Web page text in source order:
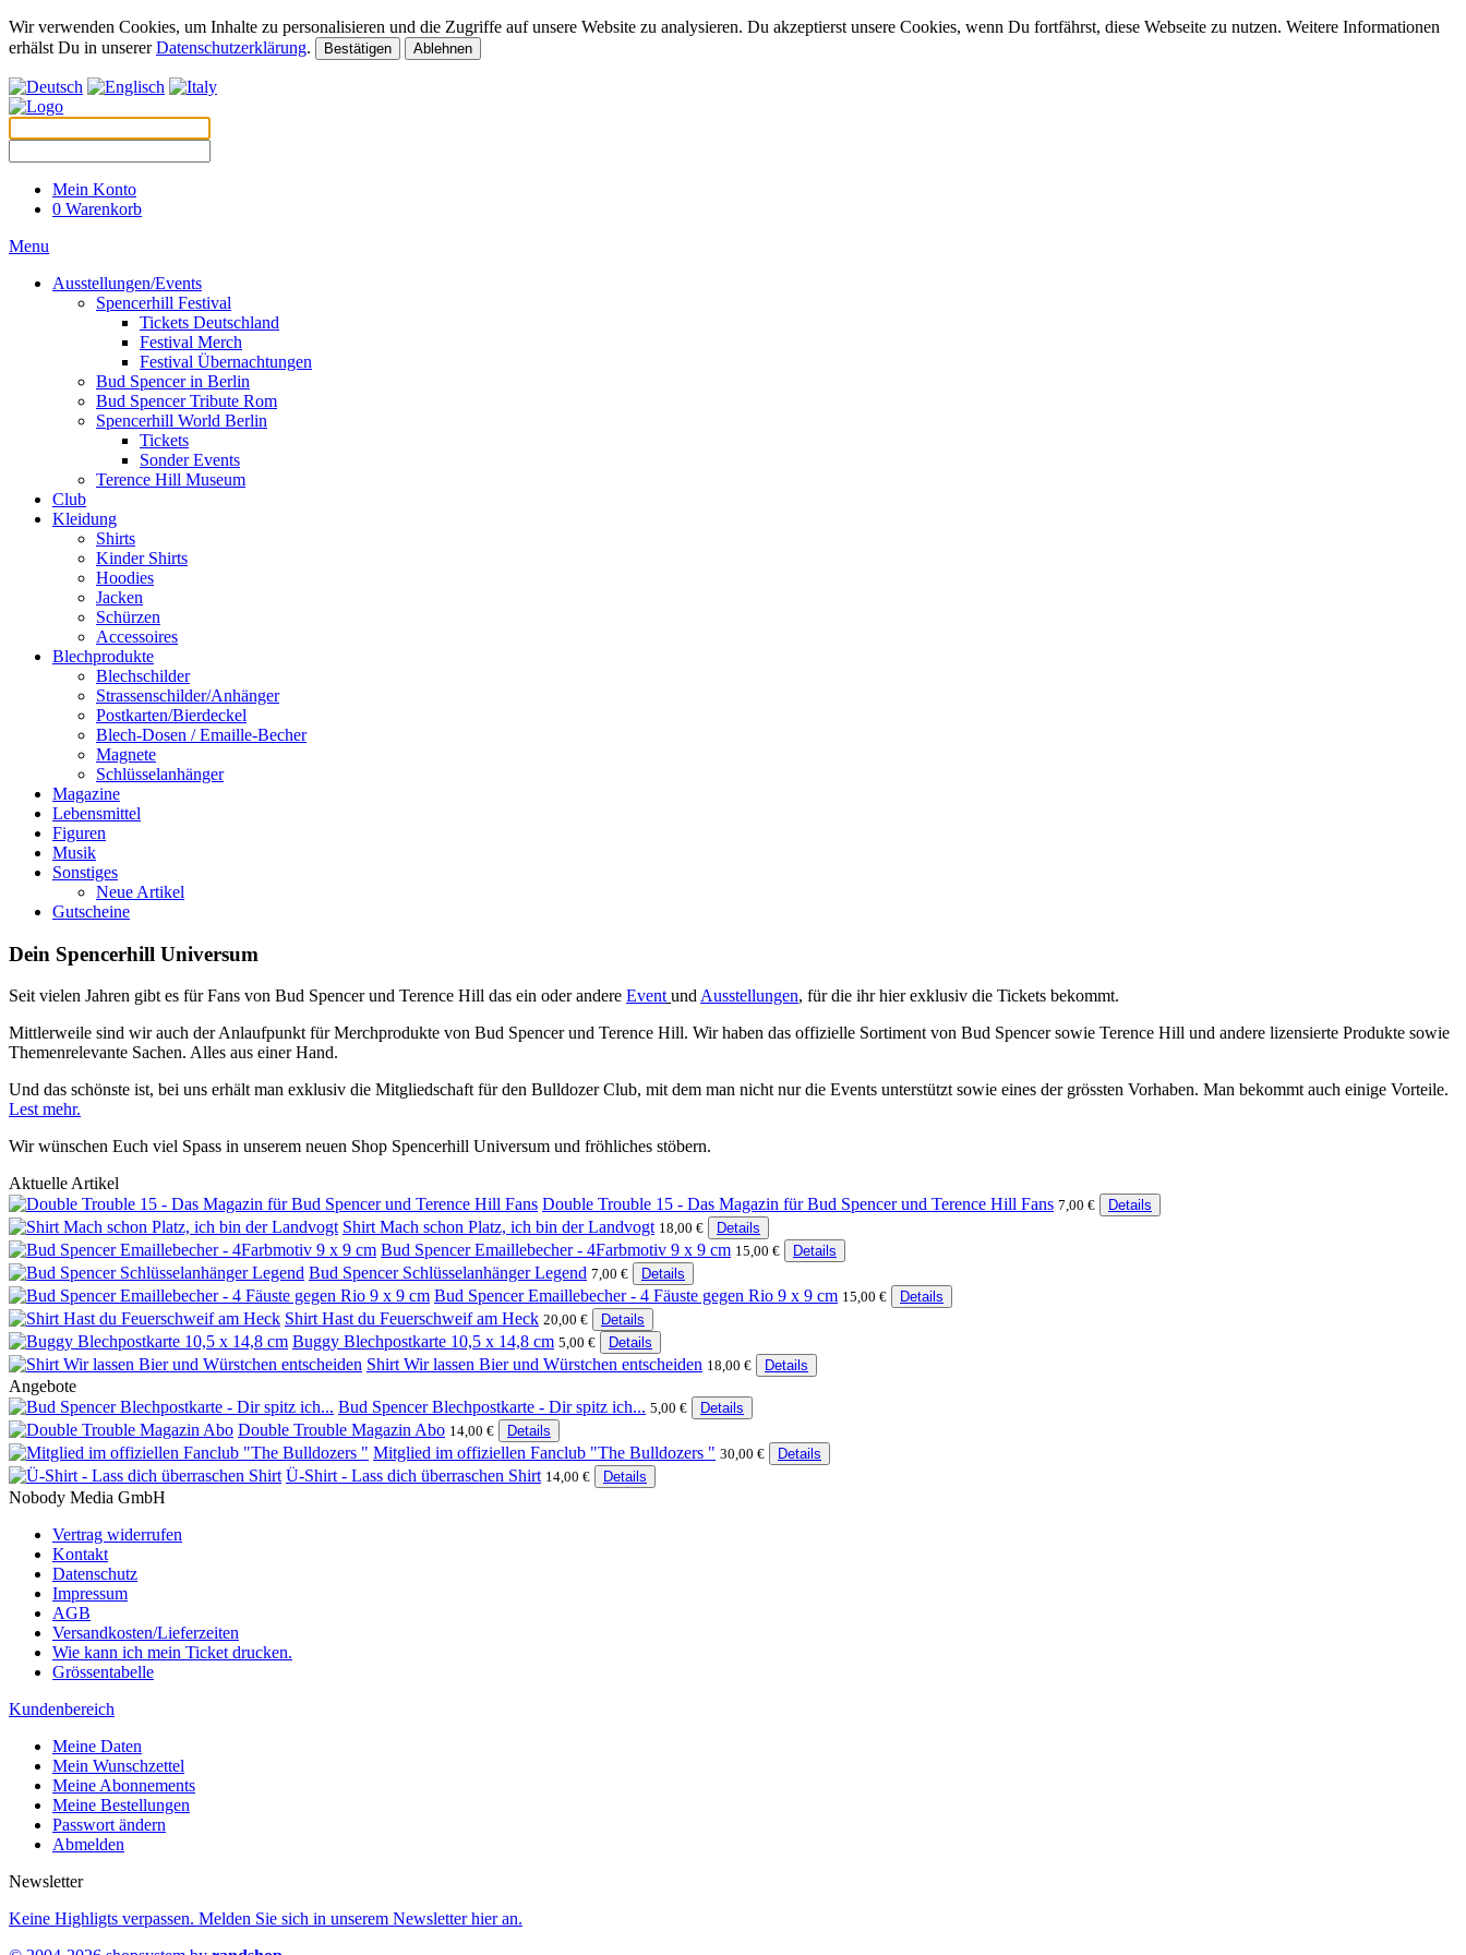
Wir verwenden Cookies, um Inhalte zu personalisieren und die Zugriffe auf unsere Website zu analysieren. Du akzeptierst unsere Cookies, wenn Du fortfährst, diese Webseite zu nutzen. Weitere Informationen
erhälst Du in unsererDatenschutzerklärung. Bestätigen Ablehnen
Mein Konto
0 Warenkorb
Menu
Ausstellungen/Events
Spencerhill Festival
Tickets Deutschland
Festival Merch
Festival Übernachtungen
Bud Spencer in Berlin
Bud Spencer Tribute Rom
Spencerhill World Berlin
Tickets
Sonder Events
Terence Hill Museum
Club
Kleidung
Shirts
Kinder Shirts
Hoodies
Jacken
Schürzen
Accessoires
Blechprodukte
Blechschilder
Strassenschilder/Anhänger
Postkarten/Bierdeckel
Blech-Dosen / Emaille-Becher
Magnete
Schlüsselanhänger
Magazine
Lebensmittel
Figuren
Musik
Sonstiges
Neue Artikel
Gutscheine
Dein Spencerhill Universum
Seit vielen Jahren gibt es für Fans von Bud Spencer und Terence Hill das ein oder andere Event undAusstellungen, für die ihr hier exklusiv die Tickets bekommt.
Mittlerweile sind wir auch der Anlaufpunkt für Merchprodukte von Bud Spencer und Terence Hill. Wir haben das offizielle Sortiment von Bud Spencer sowie Terence Hill und andere lizensierte Produkte sowie
Themenrelevante Sachen. Alles aus einer Hand.
Und das schönste ist, bei uns erhält man exklusiv die Mitgliedschaft für den Bulldozer Club, mit dem man nicht nur die Events unterstützt sowie eines der grössten Vorhaben. Man bekommt auch einige Vorteile.
Lest mehr.
Wir wünschen Euch viel Spass in unserem neuen Shop Spencerhill Universum und fröhliches stöbern.
Aktuelle Artikel
Double Trouble 15 - Das Magazin für Bud Spencer und Terence Hill Fans 7,00 € Details
Shirt Mach schon Platz, ich bin der Landvogt 18,00 € Details
Bud Spencer Emaillebecher - 4Farbmotiv 9 x 9 cm 15,00 € Details
Bud Spencer Schlüsselanhänger Legend 7,00 € Details
Bud Spencer Emaillebecher - 4 Fäuste gegen Rio 9 x 9 cm 15,00 € Details
Shirt Hast du Feuerschweif am Heck 20,00 € Details
Buggy Blechpostkarte 10,5 x 14,8 cm 5,00 € Details
Shirt Wir lassen Bier und Würstchen entscheiden 18,00 € Details
Angebote
Bud Spencer Blechpostkarte - Dir spitz ich... 5,00 € Details
Double Trouble Magazin Abo 14,00 € Details
Mitglied im offiziellen Fanclub "The Bulldozers " 30,00 € Details
Ü-Shirt - Lass dich überraschen Shirt 14,00 € Details
Nobody Media GmbH
Vertrag widerrufen
Kontakt
Datenschutz
Impressum
AGB
Versandkosten/Lieferzeiten
Wie kann ich mein Ticket drucken.
Grössentabelle
Kundenbereich
Meine Daten
Mein Wunschzettel
Meine Abonnements
Meine Bestellungen
Passwort ändern
Abmelden
Newsletter
Keine Highligts verpassen. Melden Sie sich in unserem Newsletter hier an.